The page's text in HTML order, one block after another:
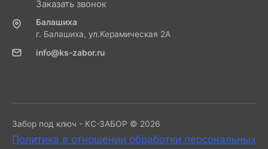
Заказать звонок
Балашиха
г. Балашиха, ул.Керамическая 2А
info@ks-zabor.ru
Забор под ключ - КС-ЗАБОР © 2026
Политика в отношении обработки персональных